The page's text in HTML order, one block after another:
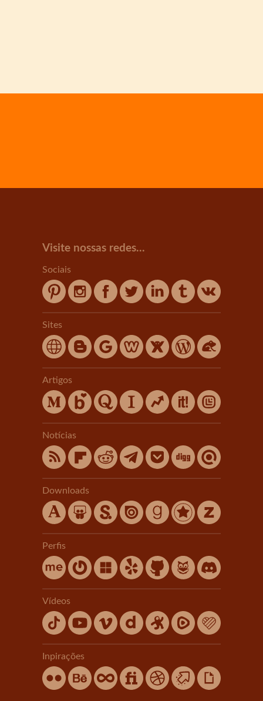
Visite nossas redes...
Sociais
Sites
Artigos
Notícias
Downloads
Perfis
Vídeos
Inpirações